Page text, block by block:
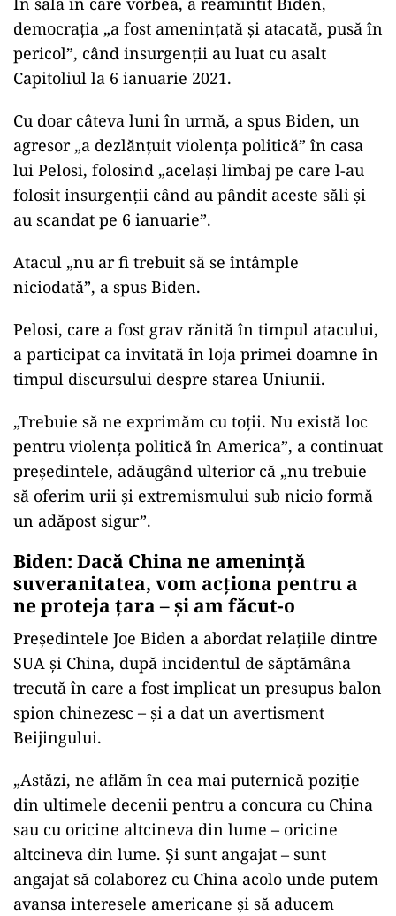
democraţia „a fost ameninţată şi atacată, pusă în
pericol”, când insurgenţii au luat cu asalt
Capitoliul la 6 ianuarie 2021.
Cu doar câteva luni în urmă, a spus Biden, un
agresor „a dezlănţuit violenţa politică” în casa
lui Pelosi, folosind „acelaşi limbaj pe care l-au
folosit insurgenţii când au pândit aceste săli şi
au scandat pe 6 ianuarie”.
Atacul „nu ar fi trebuit să se întâmple
niciodată”, a spus Biden.
Pelosi, care a fost grav rănită în timpul atacului,
a participat ca invitată în loja primei doamne în
timpul discursului despre starea Uniunii.
„Trebuie să ne exprimăm cu toţii. Nu există loc
pentru violenţa politică în America”, a continuat
preşedintele, adăugând ulterior că „nu trebuie
să oferim urii şi extremismului sub nicio formă
un adăpost sigur”.
Biden: Dacă China ne ameninţă
suveranitatea, vom acţiona pentru a
ne proteja ţara – şi am făcut-o
Preşedintele Joe Biden a abordat relaţiile dintre
SUA şi China, după incidentul de săptămâna
trecută în care a fost implicat un presupus balon
spion chinezesc – şi a dat un avertisment
Beijingului.
„Astăzi, ne aflăm în cea mai puternică poziţie
din ultimele decenii pentru a concura cu China
sau cu oricine altcineva din lume – oricine
altcineva din lume. Şi sunt angajat – sunt
angajat să colaborez cu China acolo unde putem
avansa interesele americane şi să aducem